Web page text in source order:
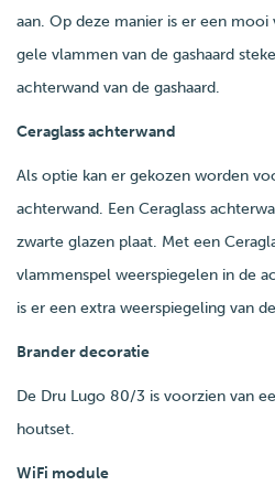
aan. Op deze manier is er een
gele vlammen van de gashaard
achterwand van de gashaard.
Ceraglass achterwand
Als optie kan er gekozen worden
achterwand. Een Ceraglass
zwarte glazen plaat. Met een
vlammenspel weerspiegelen in de
is er een extra weerspiegeling van
Brander decoratie
De Dru Lugo 80/3 is voorzien van
houtset.
WiFi module